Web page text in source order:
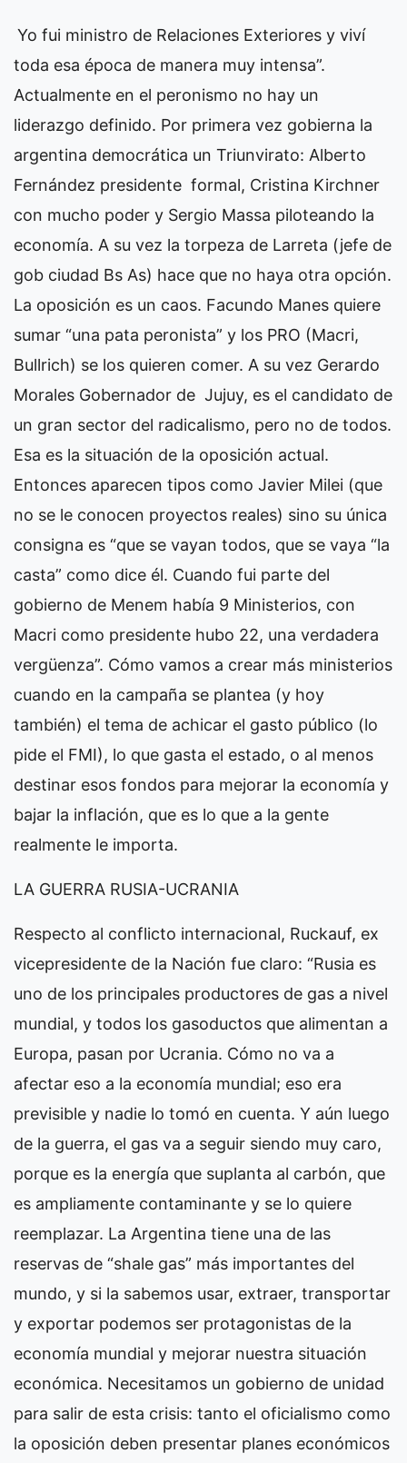
Yo fui ministro de Relaciones Exteriores y viví
toda esa época de manera muy intensa”.
Actualmente en el peronismo no hay un
liderazgo definido. Por primera vez gobierna la
argentina democrática un Triunvirato: Alberto
Fernández presidente formal, Cristina Kirchner
con mucho poder y Sergio Massa piloteando la
economía. A su vez la torpeza de Larreta (jefe de
gob ciudad Bs As) hace que no haya otra opción.
La oposición es un caos. Facundo Manes quiere
sumar “una pata peronista” y los PRO (Macri,
Bullrich) se los quieren comer. A su vez Gerardo
Morales Gobernador de Jujuy, es el candidato de
un gran sector del radicalismo, pero no de todos.
Esa es la situación de la oposición actual.
Entonces aparecen tipos como Javier Milei (que
no se le conocen proyectos reales) sino su única
consigna es “que se vayan todos, que se vaya “la
casta” como dice él. Cuando fui parte del
gobierno de Menem había 9 Ministerios, con
Macri como presidente hubo 22, una verdadera
vergüenza”. Cómo vamos a crear más ministerios
cuando en la campaña se plantea (y hoy
también) el tema de achicar el gasto público (lo
pide el FMI), lo que gasta el estado, o al menos
destinar esos fondos para mejorar la economía y
bajar la inflación, que es lo que a la gente
realmente le importa.
LA GUERRA RUSIA-UCRANIA
Respecto al conflicto internacional, Ruckauf, ex
vicepresidente de la Nación fue claro: “Rusia es
uno de los principales productores de gas a nivel
mundial, y todos los gasoductos que alimentan a
Europa, pasan por Ucrania. Cómo no va a
afectar eso a la economía mundial; eso era
previsible y nadie lo tomó en cuenta. Y aún luego
de la guerra, el gas va a seguir siendo muy caro,
porque es la energía que suplanta al carbón, que
es ampliamente contaminante y se lo quiere
reemplazar. La Argentina tiene una de las
reservas de “shale gas” más importantes del
mundo, y si la sabemos usar, extraer, transportar
y exportar podemos ser protagonistas de la
economía mundial y mejorar nuestra situación
económica. Necesitamos un gobierno de unidad
para salir de esta crisis: tanto el oficialismo como
la oposición deben presentar planes económicos